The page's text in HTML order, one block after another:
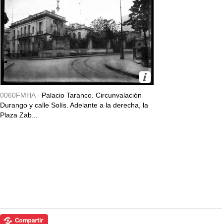
0060FMHA - Palacio Taranco. Circunvalación
Durango y calle Solís. Adelante a la derecha, la
Plaza Zab...